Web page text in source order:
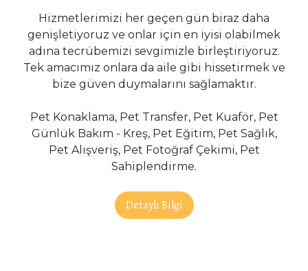
Hizmetlerimizi her geçen gün biraz daha
genişletiyoruz ve onlar için en iyisi olabilmek
adına tecrübemizi sevgimizle birleştiriyoruz.
Tek amacımız onlara da aile gibi hissetirmek ve
bize güven duymalarını sağlamaktır.
Pet Konaklama, Pet Transfer, Pet Kuaför, Pet
Günlük Bakım - Kreş, Pet Eğitim, Pet Sağlık,
Pet Alışveriş, Pet Fotoğraf Çekimi, Pet
Sahiplendirme.
Detaylı Bilgi